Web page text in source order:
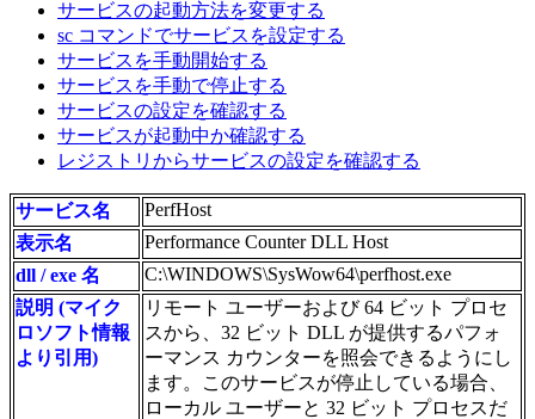
サービスの起動方法を変更する
sc コマンドでサービスを設定する
サービスを手動開始する
サービスを手動で停止する
サービスの設定を確認する
サービスが起動中か確認する
レジストリからサービスの設定を確認する
サービス名
PerfHost
表示名
Performance Counter DLL Host
dll / exe 名
C:\WINDOWS\SysWow64\perfhost.exe
説明 (マイク
ロソフト情報
より引用)
リモート ユーザーおよび 64 ビット プロセ
スから、32 ビット DLL が提供するパフォ
ーマンス カウンターを照会できるようにし
ます。このサービスが停止している場合、
ローカル ユーザーと 32 ビット プロセスだ